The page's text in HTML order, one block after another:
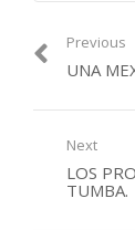
UNA
Jovencito
convierte
Previous
UNA
Next
LOS
TUMBA.